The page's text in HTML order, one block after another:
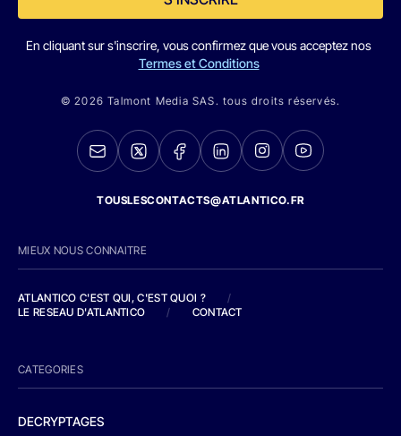
En cliquant sur s'inscrire, vous confirmez que vous acceptez nos
Termes et Conditions
© 2026 Talmont Media SAS. tous droits réservés.
TOUSLESCONTACTS@ATLANTICO.FR
MIEUX NOUS CONNAITRE
ATLANTICO C'EST QUI, C'EST QUOI ?
/
LE RESEAU D'ATLANTICO
/ CONTACT
CATEGORIES
DECRYPTAGES